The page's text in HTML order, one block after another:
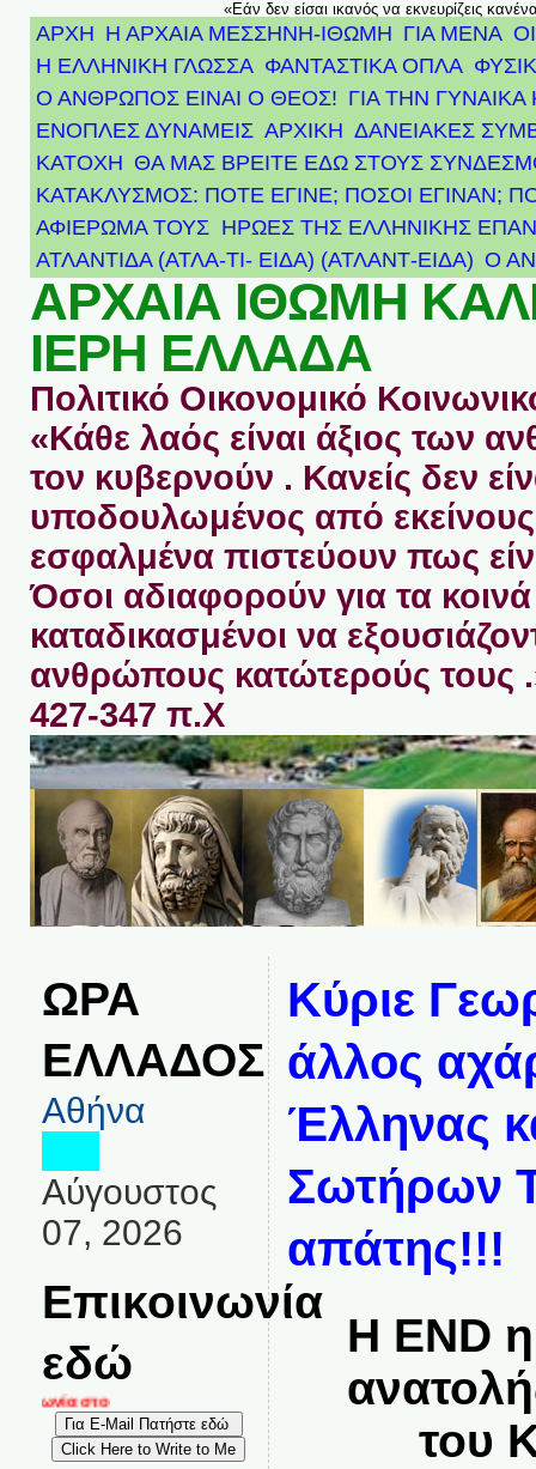
«Εάν δεν είσαι ικανός να εκνευρίζεις
ΑΡΧΗ Η ΑΡΧΑΙΑ ΜΕΣΣΗΝΗ-ΙΘΩΜΗ ΓΙΑ ΜΕΝΑ
Η ΕΛΛΗΝΙΚΗ ΓΛΩΣΣΑ ΦΑΝΤΑΣΤΙΚΑ ΟΠΛΑ
Ο ΑΝΘΡΩΠΟΣ ΕΙΝΑΙ Ο ΘΕΟΣ! ΓΙΑ ΤΗΝ ΓΥΝΑΙΚΑ
ΕΝΟΠΛΕΣ ΔΥΝΑΜΕΙΣ ΑΡΧΙΚΉ ΔΑΝΕΙΑΚΕΣ
ΚΑΤΟΧΗ ΘΑ ΜΑΣ ΒΡΕΙΤΕ ΕΔΩ ΣΤΟΥΣ
ΚΑΤΑΚΛΥΣΜΟΣ: ΠΟΤΕ ΕΓΙΝΕ; ΠΟΣΟΙ ΕΓΙΝΑΝ;
ΑΦΙΈΡΩΜΑ ΤΟΥΣ ΉΡΩΕΣ ΤΗΣ ΕΛΛΗΝΙΚΉΣ
ΑΤΛΑΝΤΊΔΑ (ΑΤΛΑ-ΤΙ- ΕΙΔΑ) (ΑΤΛΑΝΤ-ΕΙΔΑ) Ο
ΑΡΧΑΙΑ ΙΘΩΜΗ
ΙΕΡΗ ΕΛΛΑΔΑ
Πολιτικό Οικονομικό
«Κάθε λαός είναι άξιος των
τον κυβερνούν . Κανείς δεν
υποδουλωμένος από
εσφαλμένα πιστεύουν πως
Όσοι αδιαφορούν για τα κοινά
καταδικασμένοι να
ανθρώπους κατώτερούς τους
427-347 π.Χ
ΩΡΑ
ΕΛΛΑΔΟΣ
Αθήνα
Αύγουστος
07, 2026
Επικοινωνία
εδώ
στο
Κύριε
άλλος
Έλληνας
Σωτήρων
απάτης!!!
Η END
του